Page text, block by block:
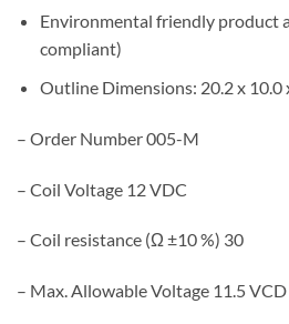
Environmental friendly product
compliant)
Outline Dimensions: 20.2 x 10.0
– Order Number 005-M
– Coil Voltage 12 VDC
– Coil resistance (Ω ±10 %) 30
– Max. Allowable Voltage 11.5 VCD